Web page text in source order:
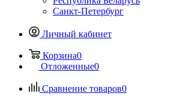
Санкт-Петербург
Личный кабинет
Корзина0
Отложенные0
Сравнение товаров0